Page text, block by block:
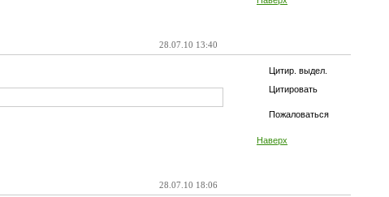
28.07.10 13:40
Цитир. выдел.
Цитировать
Пожаловаться
Наверх
28.07.10 18:06